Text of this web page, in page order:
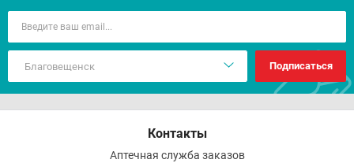
Подписаться
Контакты
Аптечная служба заказов